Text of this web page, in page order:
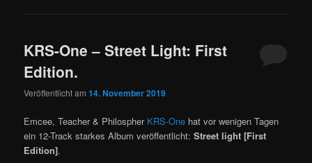
KRS-One – Street Light: First
Edition.
Veröffentlicht am14. November 2019
Emcee, Teacher & Philospher KRS-One hat vor wenigen Tagen
ein 12-Track starkes Album veröffentlicht:Street light [First
Edition].